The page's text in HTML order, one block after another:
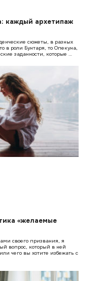
каждый архетипаж
сюжеты, в разных
в роли Бунтаря, то Опекуна,
заданности, которые …
«желаемые
своего призвания, я
вопрос, который в ней
чего вы хотите избежать с